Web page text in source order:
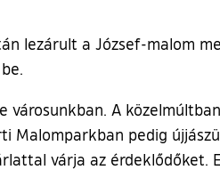
lezárult a József-malom
A
Malomparkban pedig
várja az érdeklődőket.